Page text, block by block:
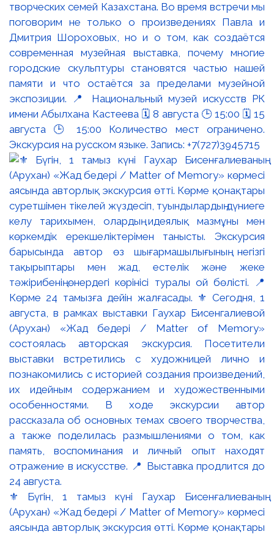
творческих семей Казахстана. Во время встречи мы
поговорим не только о произведениях Павла и
Дмитрия Шороховых, но и о том, как создаётся
современная музейная выставка, почему многие
городские скульптуры становятся частью нашей
памяти и что остаётся за пределами музейной
экспозиции. 📍 Национальный музей искусств РК
имени Абылхана Кастеева 🗓 8 августа 🕒 15:00 🗓 15
августа 🕒 15:00 Количество мест ограничено.
Экскурсия на русском языке. Запись: +7(727)3945715
⚜️ Бүгін, 1 тамыз күні Гаухар Бисенғалиеваның
(Арухан) «Жад бедері / Matter of Memory» көрмесі
аясында авторлық экскурсия өтті. Көрме қонақтары